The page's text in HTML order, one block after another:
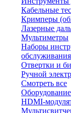
Кабельные
Кримперы
Лазерные
Мультиметры
Наборы
Отвертки и
Ручной
Смотреть все
HDMI-